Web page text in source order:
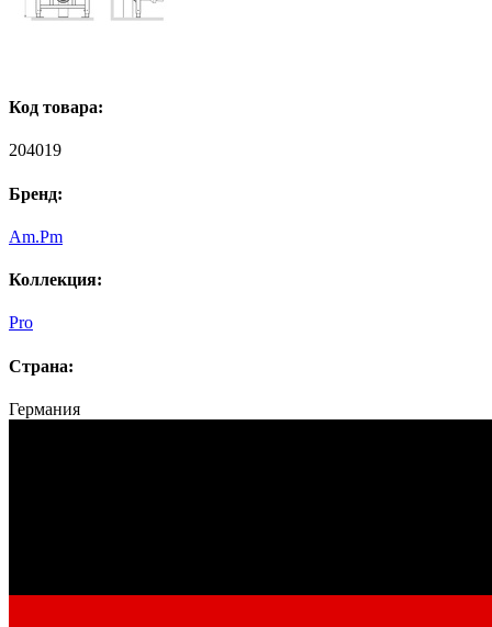
Код товара:
204019
Бренд:
Am.Pm
Коллекция:
Pro
Страна:
Германия